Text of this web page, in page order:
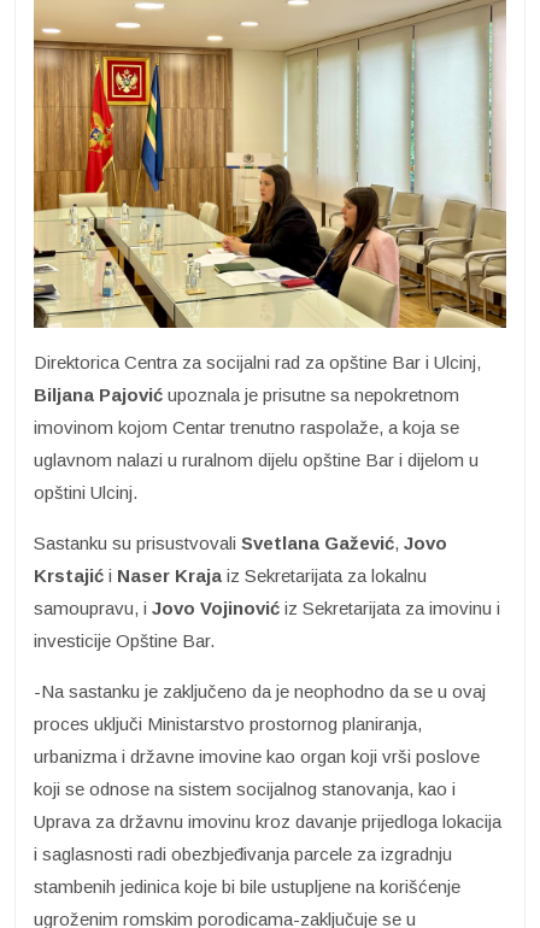
Direktorica Centra za socijalni rad za opštine Bar i Ulcinj,
Biljana Pajović upoznala je prisutne sa nepokretnom
imovinom kojom Centar trenutno raspolaže, a koja se
uglavnom nalazi u ruralnom dijelu opštine Bar i dijelom u
opštini Ulcinj.
Sastanku su prisustvovali Svetlana Gažević, Jovo
Krstajić i Naser Kraja iz Sekretarijata za lokalnu
samoupravu, i Jovo Vojinović iz Sekretarijata za imovinu i
investicije Opštine Bar.
-Na sastanku je zaključeno da je neophodno da se u ovaj
proces uključi Ministarstvo prostornog planiranja,
urbanizma i državne imovine kao organ koji vrši poslove
koji se odnose na sistem socijalnog stanovanja, kao i
Uprava za državnu imovinu kroz davanje prijedloga lokacija
i saglasnosti radi obezbjeđivanja parcele za izgradnju
stambenih jedinica koje bi bile ustupljene na korišćenje
ugroženim romskim porodicama-zaključuje se u